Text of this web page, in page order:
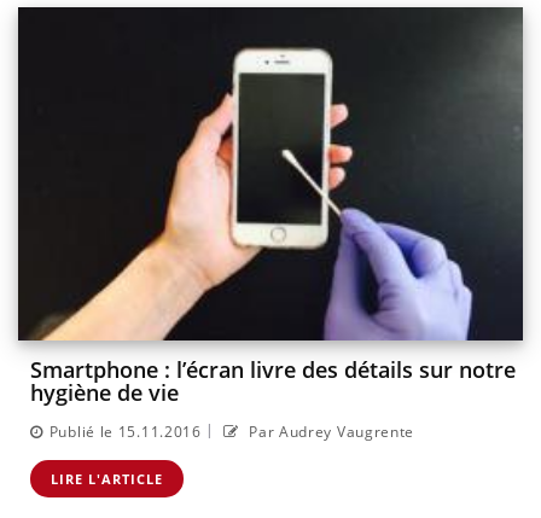
Smartphone : l’écran livre des détails sur notre
hygiène de vie
Publié le 15.11.2016 | Par Audrey Vaugrente
LIRE L'ARTICLE